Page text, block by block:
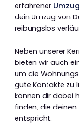
erfahrener
dein Umzug von
reibungslos
Neben unserer
bieten wir auch
um die
gute Kontakte zu
können dir dabei
finden, die
entspricht.